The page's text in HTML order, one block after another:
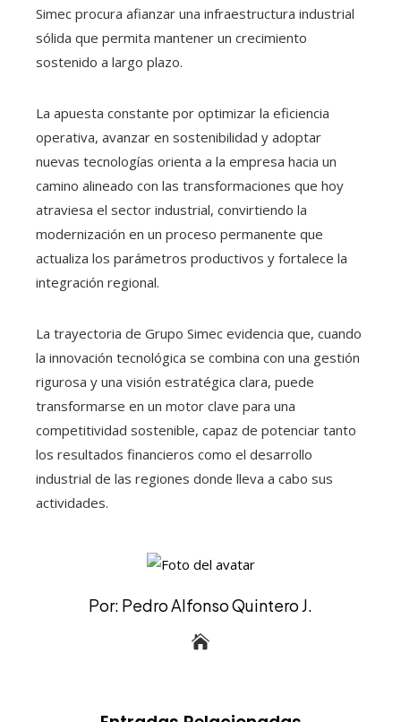
Simec procura afianzar una infraestructura industrial
sólida que permita mantener un crecimiento
sostenido a largo plazo.
La apuesta constante por optimizar la eficiencia
operativa, avanzar en sostenibilidad y adoptar
nuevas tecnologías orienta a la empresa hacia un
camino alineado con las transformaciones que hoy
atraviesa el sector industrial, convirtiendo la
modernización en un proceso permanente que
actualiza los parámetros productivos y fortalece la
integración regional.
La trayectoria de Grupo Simec evidencia que, cuando
la innovación tecnológica se combina con una gestión
rigurosa y una visión estratégica clara, puede
transformarse en un motor clave para una
competitividad sostenible, capaz de potenciar tanto
los resultados financieros como el desarrollo
industrial de las regiones donde lleva a cabo sus
actividades.
Por: Pedro Alfonso Quintero J.